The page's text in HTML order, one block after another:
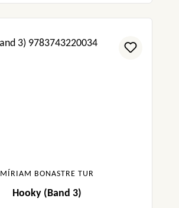
MÍRIAM BONASTRE TUR
Hooky (Band 3)